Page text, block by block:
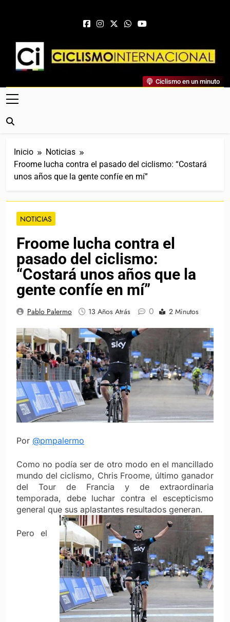
Ciclismo Internacional
Web Dedicada Al Ciclismo Mundial. Entrevistas, Análisis,
Crónicas, Previas Y Más. La Web Ciclista De Referencia.
Ciclismo en un minuto
Inicio
Noticias
Froome lucha contra el pasado del ciclismo: “Costará
unos años que la gente confíe en mí”
NOTICIAS
Froome lucha contra el
pasado del ciclismo:
“Costará unos años que la
gente confíe en mí”
Pablo Palermo 13 Años Atrás 0 2 Minutos
Por @pmpalermo
Como no podía ser de otro modo en el mancillado
mundo del ciclismo, Chris Froome, último ganador
del Tour de Francia y de extraordinaria
temporada, debe luchar contra el escepticismo
general que sus aplastantes resultados generan.
Pero el